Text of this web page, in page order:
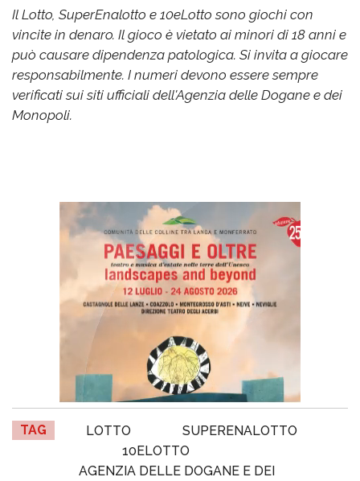
Il Lotto, SuperEnalotto e 10eLotto sono giochi con
vincite in denaro. Il gioco è vietato ai minori di 18 anni e
può causare dipendenza patologica. Si invita a giocare
responsabilmente. I numeri devono essere sempre
verificati sui siti ufficiali dell'Agenzia delle Dogane e dei
Monopoli.
TAG LOTTO
SUPERENALOTTO
10ELOTTO
AGENZIA DELLE DOGANE E DEI